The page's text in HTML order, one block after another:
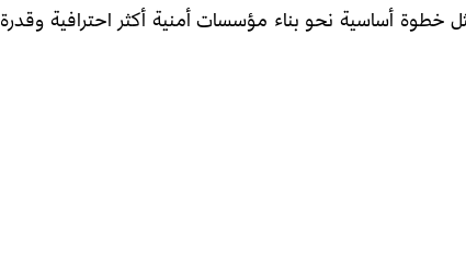
خطوة أساسية نحو بناء مؤسسات أمنية أكثر احترافية وقدرة